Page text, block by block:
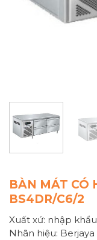
BÀN MÁT CÓ
BS4DR/C6/2
Xuất xứ: nhập
Nhãn hiệu: Berjaya